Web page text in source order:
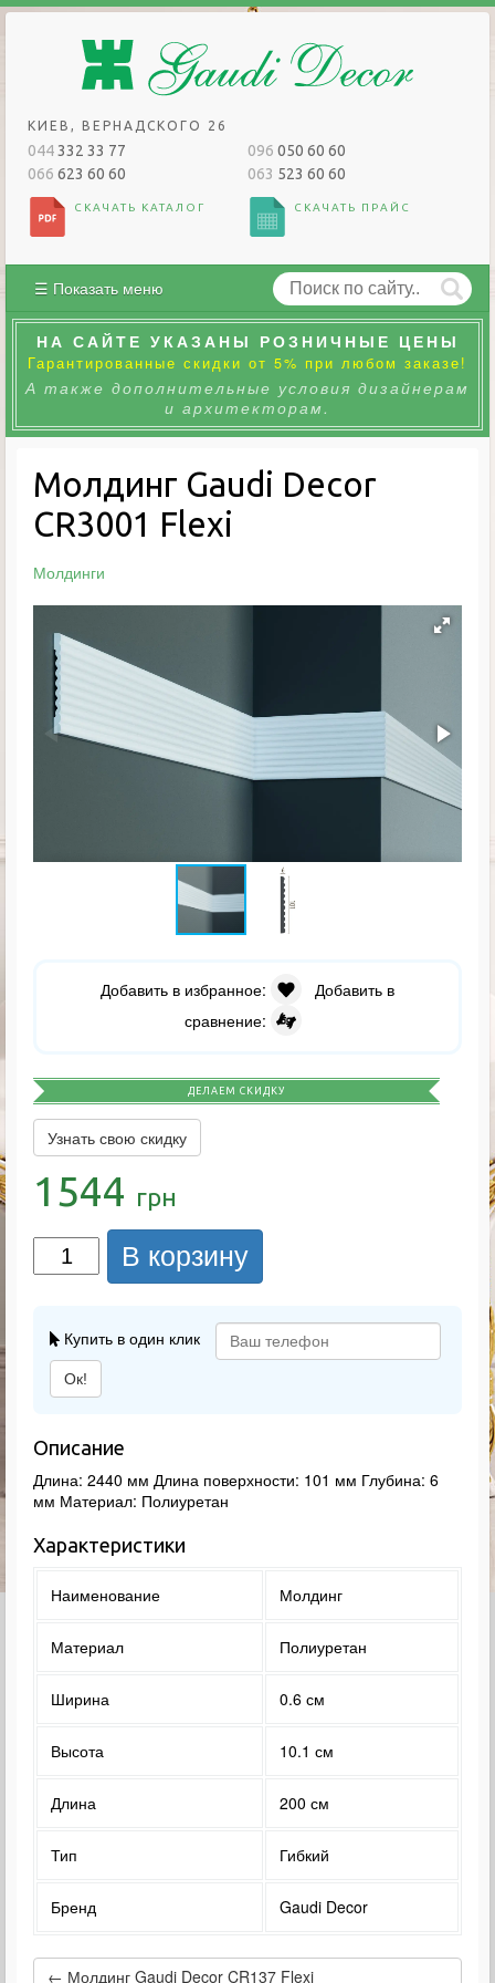
КИЕВ, ВЕРНАДСКОГО 26
044332 33 77 096 050 60 60
066 623 60 60 063 523 60 60
СКАЧАТЬ КАТАЛОГ СКАЧАТЬ ПРАЙС
☰ Показать меню
НА САЙТЕ УКАЗАНЫ РОЗНИЧНЫЕ ЦЕНЫ
Гарантированные скидки от 5% при любом заказе!
А также дополнительные условия дизайнерам
и архитекторам.
Молдинг Gaudi Decor
CR3001 Flexi
Молдинги
Добавить в избранное:
Добавить в
сравнение:
ДЕЛАЕМ СКИДКУ
Узнать свою скидку
1544 грн
В корзину
Купить в один клик
Ок!
Описание
Длина: 2440 мм Длина поверхности: 101 мм Глубина: 6
мм Материал: Полиуретан
Характеристики
Наименование Молдинг
Материал Полиуретан
Ширина 0.6 см
Высота 10.1 см
Длина 200 см
Тип Гибкий
Бренд Gaudi Decor
← Молдинг Gaudi Decor CR137 Flexi